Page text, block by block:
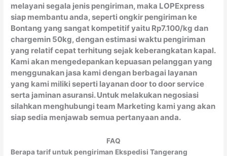
melayani segala jenis pengiriman, maka LOPExpress
siap membantu anda, seperti ongkir pengiriman ke
Bontang yang sangat kompetitif yaitu Rp7.100/kg dan
chargemin 50kg, dengan estimasi waktu pengiriman
yang relatif cepat terhitung sejak keberangkatan kapal.
Kami akan mengedepankan kepuasan pelanggan yang
menggunakan jasa kami dengan berbagai layanan
yang kami miliki seperti layanan door to door service
serta jaminan asuransi. Untuk melakukan negosiasi
silahkan menghubungi team Marketing kami yang akan
siap sedia menjawab semua pertanyaan anda.
FAQ
Berapa tarif untuk pengiriman Ekspedisi Tangerang